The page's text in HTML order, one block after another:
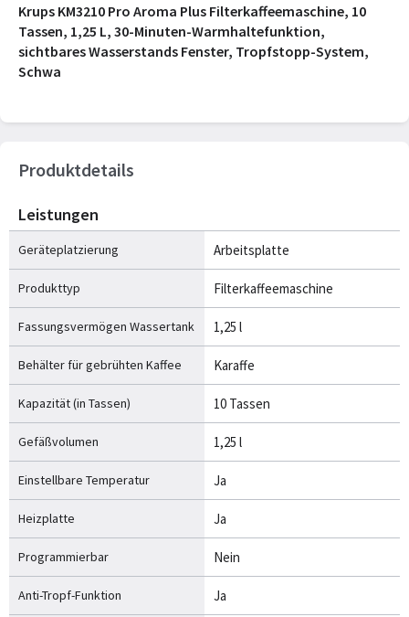
Krups KM3210 Pro Aroma Plus Filterkaffeemaschine, 10
Tassen, 1,25 L, 30-Minuten-Warmhaltefunktion,
sichtbares Wasserstands Fenster, Tropfstopp-System,
Schwa
Produktdetails
Leistungen
Geräteplatzierung Arbeitsplatte
Produkttyp Filterkaffeemaschine
Fassungsvermögen Wassertank 1,25 l
Behälter für gebrühten Kaffee Karaffe
Kapazität (in Tassen) 10 Tassen
Gefäßvolumen 1,25 l
Einstellbare Temperatur Ja
Heizplatte Ja
Programmierbar Nein
Anti-Tropf-Funktion Ja